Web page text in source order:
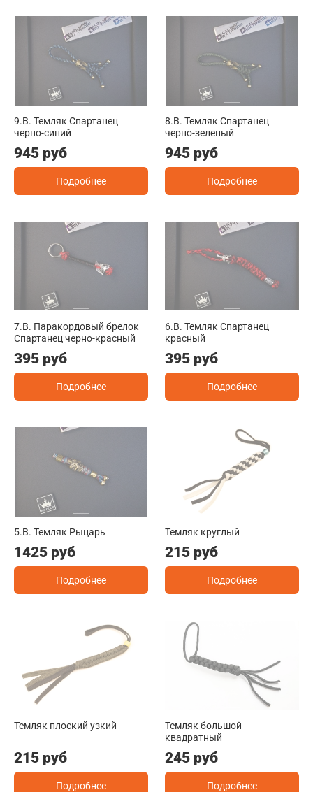
9.B. Темляк Спартанец
черно-синий
945 руб
Подробнее
8.B. Темляк Спартанец
черно-зеленый
945 руб
Подробнее
7.B. Паракордовый брелок
Спартанец черно-красный
395 руб
Подробнее
6.B. Темляк Спартанец
красный
395 руб
Подробнее
5.B. Темляк Рыцарь
1425 руб
Подробнее
Темляк круглый
215 руб
Подробнее
Темляк плоский узкий
215 руб
Подробнее
Темляк большой
квадратный
245 руб
Подробнее